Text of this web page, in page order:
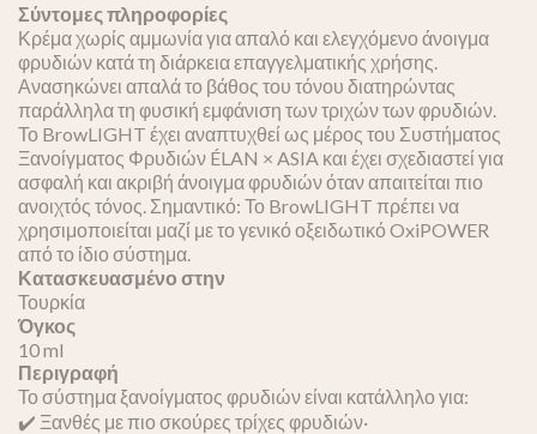
Σύντομες πληροφορίες
Κρέμα χωρίς αμμωνία για απαλό και ελεγχόμενο άνοιγμα
φρυδιών κατά τη διάρκεια επαγγελματικής χρήσης.
Ανασηκώνει απαλά το βάθος του τόνου διατηρώντας
παράλληλα τη φυσική εμφάνιση των τριχών των φρυδιών.
Το BrowLIGHT έχει αναπτυχθεί ως μέρος του Συστήματος
Ξανοίγματος Φρυδιών ÉLAN × ASIA και έχει σχεδιαστεί για
ασφαλή και ακριβή άνοιγμα φρυδιών όταν απαιτείται πιο
ανοιχτός τόνος. Σημαντικό: Το BrowLIGHT πρέπει να
χρησιμοποιείται μαζί με το γενικό οξειδωτικό OxiPOWER
από το ίδιο σύστημα.
Κατασκευασμένο στην
Τουρκία
Όγκος
10 ml
Περιγραφή
Το σύστημα ξανοίγματος φρυδιών είναι κατάλληλο για:
✔️ Ξανθές με πιο σκούρες τρίχες φρυδιών·